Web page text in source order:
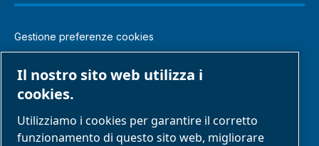
Gestione preferenze cookies
Segnalazione di comportamenti inappropriati
Il nostro sito web utilizza i
cookies.
Utilizziamo i cookies per garantire il corretto
funzionamento di questo sito web, migliorare